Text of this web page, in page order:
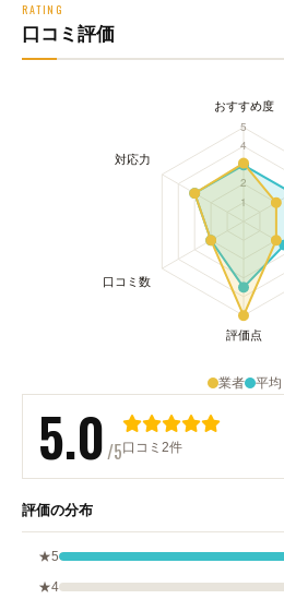
RATING
口コミ評価
業者 平均
5.0/5口コミ2件
評価の分布
★5
★4